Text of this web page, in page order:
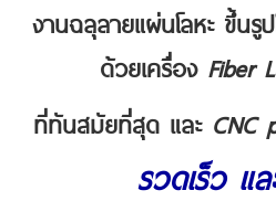
งานฉลุลายแผ่นโลหะ ขึ้น
ด้วยเครื่อง Fiber
ที่ทันสมัยที่สุด และ CNC
รวดเร็ว แ